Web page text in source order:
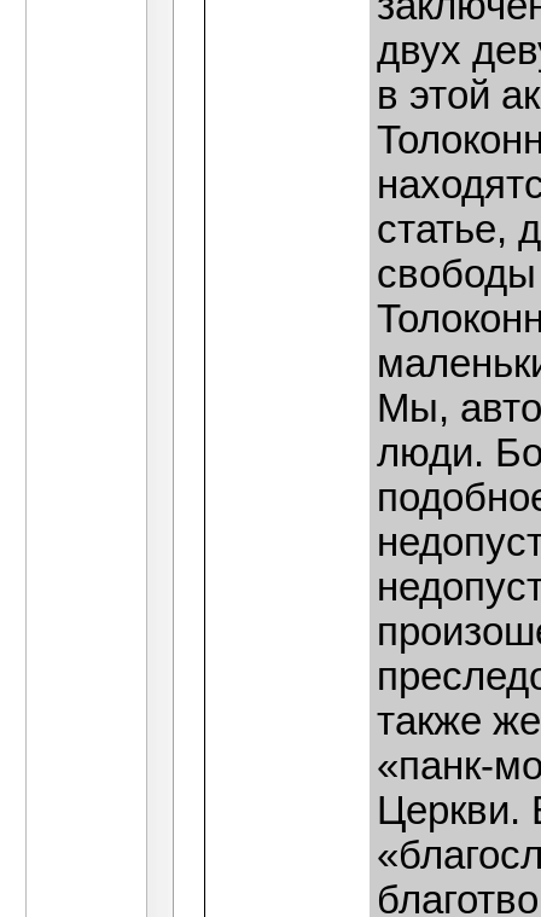
двух
в этой
статье,
Мы,
люди.
также
«панк-
Церкви.